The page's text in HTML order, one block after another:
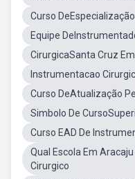
Curso
Equipe
CirurgicaSanta Cruz
Instrumentacao
Curso DeAtualização
Simbolo De
Curso EAD De
Qual Escola Em
Cirurgico